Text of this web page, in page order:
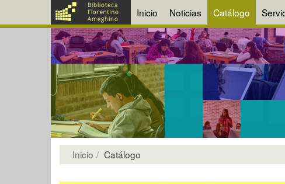
Inicio Noticias Catálogo
Inicio Catálogo